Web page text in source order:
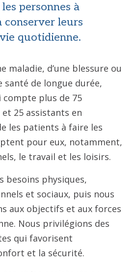
personnes à
leurs
quotidienne.
maladie, d’une blessure ou
santé de longue durée,
plus de 75
25 assistants en
les patients à faire les
pour eux, notamment,
le travail et les loisirs.
besoins physiques,
et sociaux, puis nous
aux objectifs et aux forces
Nous privilégions des
qui favorisent
et la sécurité.